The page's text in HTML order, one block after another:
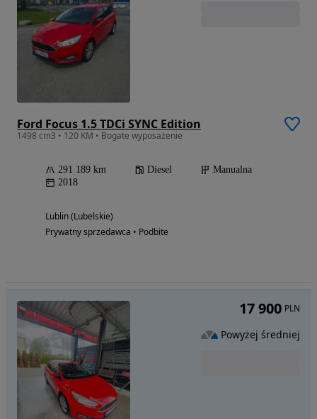
Ford Focus 1.5 TDCi SYNC Edition
1498 cm3 • 120 KM • Bogate wyposażenie
291 189 km Diesel
Manualna
2018
Lublin (Lubelskie)
Prywatny sprzedawca • Podbite
17 900 PLN
Powyżej średniej